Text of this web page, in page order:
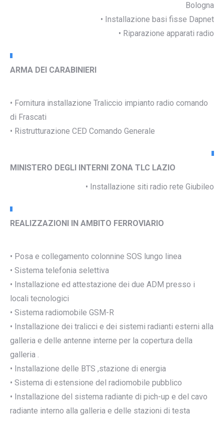
Bologna
• Installazione basi fisse Dapnet
• Riparazione apparati radio
ARMA DEI CARABINIERI
• Fornitura installazione Traliccio impianto radio comando
di Frascati
• Ristrutturazione CED Comando Generale
MINISTERO DEGLI INTERNI ZONA TLC LAZIO
• Installazione siti radio rete Giubileo
REALIZZAZIONI IN AMBITO FERROVIARIO
• Posa e collegamento colonnine SOS lungo linea
• Sistema telefonia selettiva
• Installazione ed attestazione dei due ADM presso i
locali tecnologici
• Sistema radiomobile GSM-R
• Installazione dei tralicci e dei sistemi radianti esterni alla
galleria e delle antenne interne per la copertura della
galleria .
• Installazione delle BTS ,stazione di energia
• Sistema di estensione del radiomobile pubblico
• Installazione del sistema radiante di pich-up e del cavo
radiante interno alla galleria e delle stazioni di testa